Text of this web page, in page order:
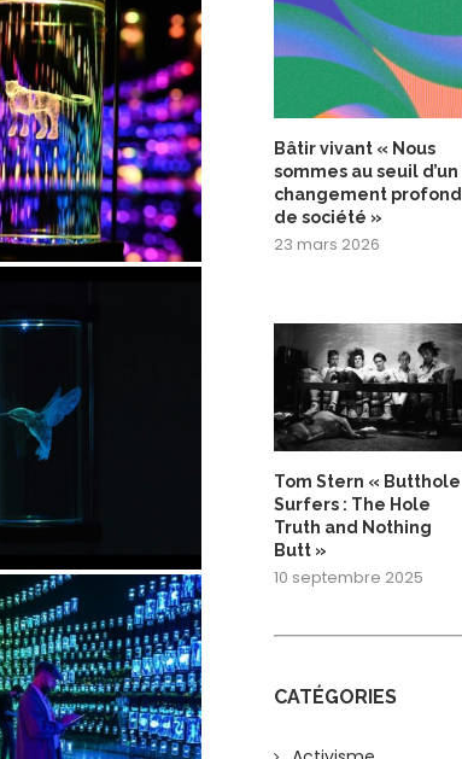
Bâtir vivant « Nous
sommes au seuil d’un
changement profond
de société »
23 mars 2026
Tom Stern « Butthole
Surfers : The Hole
Truth and Nothing
Butt »
10 septembre 2025
CATÉGORIES